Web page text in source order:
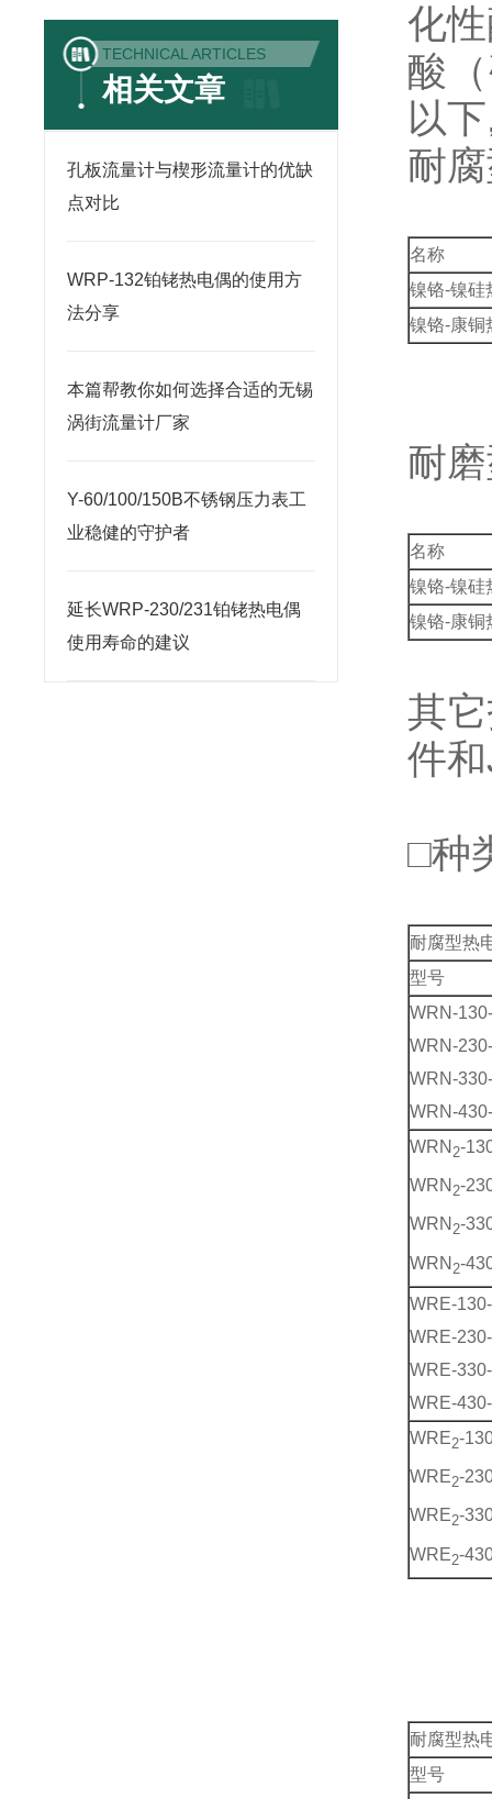
TECHNICAL ARTICLES
相关文章
孔板流量计与楔形流量计的优缺
点对比
WRP-132铂铑热电偶的使用方
法分享
本篇帮教你如何选择合适的无锡
涡街流量计厂家
Y-60/100/150B不锈钢压力表工
业稳健的守护者
延长WRP-230/231铂铑热电偶
使用寿命的建议
化
酸
以
耐
名称
镍铬-镍硅
镍铬-康铜
耐
名称
镍铬-镍硅
镍铬-康铜
其
件
□种
耐腐型热
型号
WRN-
WRN-
WRN-
WRN-
WRN 2-
WRN 2-
WRN 2-
WRN 2-
WRE-
WRE-
WRE-
WRE-
WRE2-
WRE2-
WRE2-
WRE2-
耐腐型热
型号